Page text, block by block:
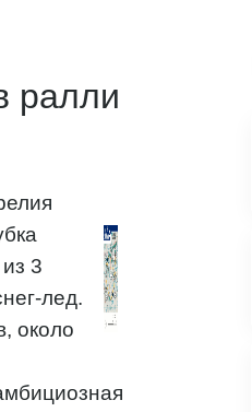
ралли
3
лед.
около